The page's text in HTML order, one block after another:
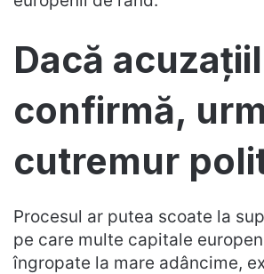
Dacă
confirmă,
cutremur
Procesul ar putea scoate la
pe care multe capitale
îngropate la mare adâncime,